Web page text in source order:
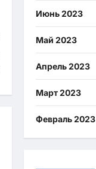
Июнь 2023
Май 2023
Апрель 2023
Март 2023
Февраль 2023